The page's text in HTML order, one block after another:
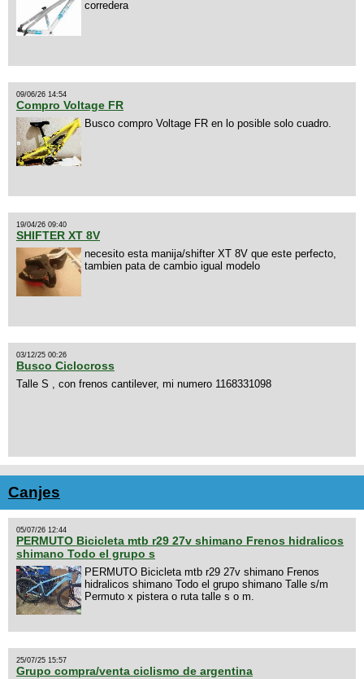
corredera
09/06/26 14:54
Compro Voltage FR
Busco compro Voltage FR en lo posible solo cuadro.
19/04/26 09:40
SHIFTER XT 8V
necesito esta manija/shifter XT 8V que este perfecto,
tambien pata de cambio igual modelo
03/12/25 00:26
Busco Ciclocross
Talle S , con frenos cantilever, mi numero 1168331098
Canjes
05/07/26 12:44
PERMUTO Bicicleta mtb r29 27v shimano Frenos hidralicos
shimano Todo el grupo s
PERMUTO Bicicleta mtb r29 27v shimano Frenos
hidralicos shimano Todo el grupo shimano Talle s/m
Permuto x pistera o ruta talle s o m.
25/07/25 15:57
Grupo compra/venta ciclismo de argentina